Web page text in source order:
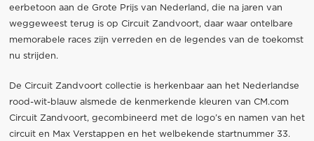
eerbetoon aan de Grote Prijs van Nederland, die na jaren van
weggeweest terug is op Circuit Zandvoort, daar waar ontelbare
memorabele races zijn verreden en de legendes van de toekomst
nu strijden.
De Circuit Zandvoort collectie is herkenbaar aan het Nederlandse
rood-wit-blauw alsmede de kenmerkende kleuren van CM.com
Circuit Zandvoort, gecombineerd met de logo’s en namen van het
circuit en Max Verstappen en het welbekende startnummer 33.